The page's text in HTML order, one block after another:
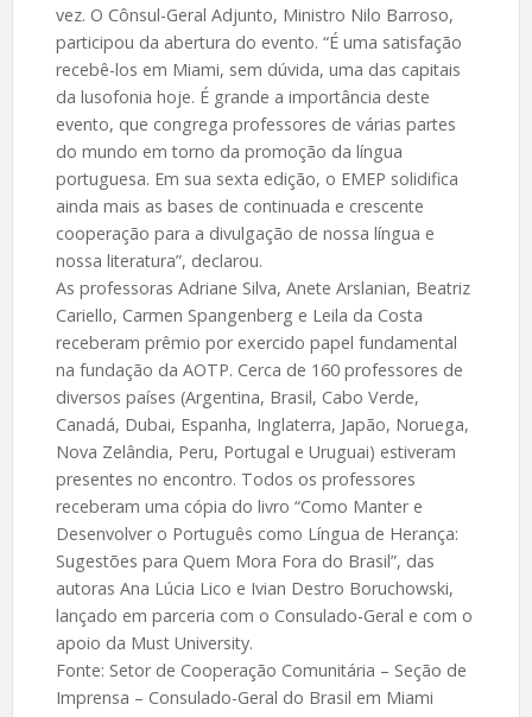
vez. O Cônsul-Geral Adjunto, Ministro Nilo Barroso,
participou da abertura do evento. “É uma satisfação
recebê-los em Miami, sem dúvida, uma das capitais
da lusofonia hoje. É grande a importância deste
evento, que congrega professores de várias partes
do mundo em torno da promoção da língua
portuguesa. Em sua sexta edição, o EMEP solidifica
ainda mais as bases de continuada e crescente
cooperação para a divulgação de nossa língua e
nossa literatura”, declarou.
As professoras Adriane Silva, Anete Arslanian, Beatriz
Cariello, Carmen Spangenberg e Leila da Costa
receberam prêmio por exercido papel fundamental
na fundação da AOTP. Cerca de 160 professores de
diversos países (Argentina, Brasil, Cabo Verde,
Canadá, Dubai, Espanha, Inglaterra, Japão, Noruega,
Nova Zelândia, Peru, Portugal e Uruguai) estiveram
presentes no encontro. Todos os professores
receberam uma cópia do livro “Como Manter e
Desenvolver o Português como Língua de Herança:
Sugestões para Quem Mora Fora do Brasil”, das
autoras Ana Lúcia Lico e Ivian Destro Boruchowski,
lançado em parceria com o Consulado-Geral e com o
apoio da Must University.
Fonte: Setor de Cooperação Comunitária – Seção de
Imprensa – Consulado-Geral do Brasil em Miami